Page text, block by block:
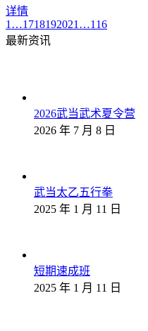
详情
1 …1718192021 …116
最新资讯
2026武当武术夏令营
2026 年 7 月 8 日
武当太乙五行拳
2025 年 1 月 11 日
短期速成班
2025 年 1 月 11 日